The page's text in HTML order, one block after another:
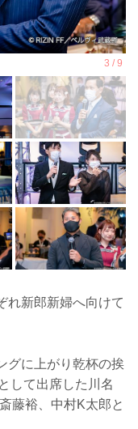
れ新郎新婦へ向けて
グに上がり乾杯の挨
して出席した川名
藤裕、中村K太郎と